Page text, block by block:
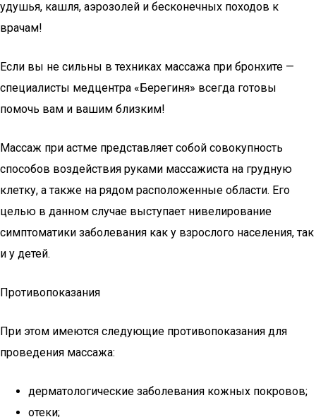
удушья, кашля, аэрозолей и бесконечных походов к
врачам!
Если вы не сильны в техниках массажа при бронхите —
специалисты медцентра «Берегиня» всегда готовы
помочь вам и вашим близким!
Массаж при астме представляет собой совокупность
способов воздействия руками массажиста на грудную
клетку, а также на рядом расположенные области. Его
целью в данном случае выступает нивелирование
симптоматики заболевания как у взрослого населения, так
и у детей.
Противопоказания
При этом имеются следующие противопоказания для
проведения массажа:
дерматологические заболевания кожных покровов;
отеки;